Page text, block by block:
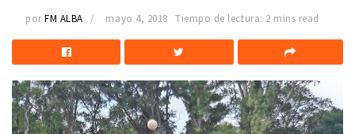
por FM ALBA mayo 4, 2018 Tiempo de lectura: 2 mins read